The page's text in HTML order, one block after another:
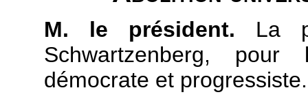
M. le président. La
Schwartzenberg,
démocrate et progressiste.